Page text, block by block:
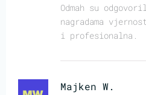
Odmah su
nagradama
i profesionalna.
Majken W.